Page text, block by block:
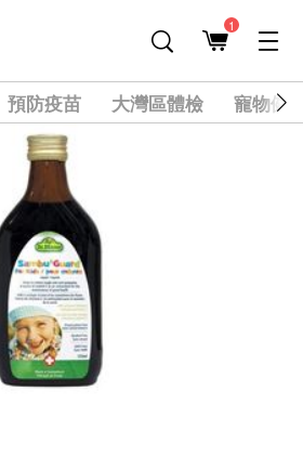
1
預防疫苗 大灣區體檢 寵物健